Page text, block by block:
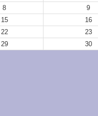
8 9
15 16
22 23
29 30